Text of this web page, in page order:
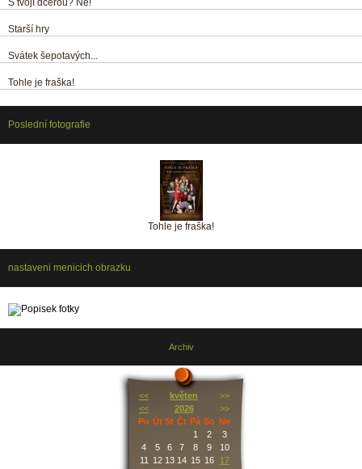
S tvojí dcerou? Ne!
Starší hry
Svátek šepotavých...
Tohle je fraška!
Poslední fotografie
Tohle je fraška!
nastaveni menicich obrazku
Archiv
<< květen
>>
<<
2026
>>
Po Út St Čt Pá So Ne
1
2
3
4
5 6 7 8 9
10
11
12 13 14 15 16
17